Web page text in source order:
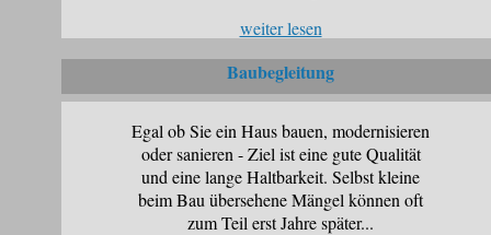
weiter lesen
Baubegleitung
Egal ob Sie ein Haus bauen, modernisieren
oder sanieren - Ziel ist eine gute Qualität
und eine lange Haltbarkeit. Selbst kleine
beim Bau übersehene Mängel können oft
zum Teil erst Jahre später...